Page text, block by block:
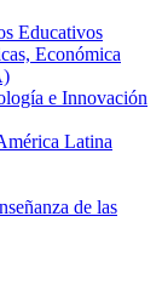
Educativos
Económica
e Innovación
Latina
de las